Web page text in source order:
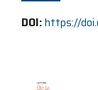
DOI:https://